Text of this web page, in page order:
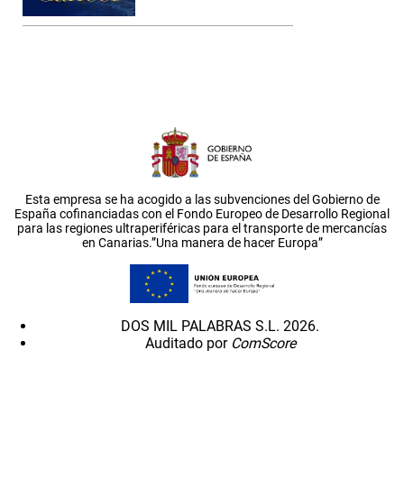
Esta empresa se ha acogido a las subvenciones del Gobierno de
España cofinanciadas con el Fondo Europeo de Desarrollo Regional
para las regiones ultraperiféricas para el transporte de mercancías
en Canarias.”Una manera de hacer Europa”
DOS MIL PALABRAS S.L. 2026.
Auditado por ComScore